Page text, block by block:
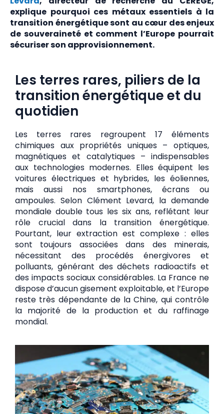
explique pourquoi ces métaux essentiels à la
transition énergétique sont au cœur des enjeux
de souveraineté et comment l’Europe pourrait
sécuriser son approvisionnement.
Les terres rares, piliers de la
transition énergétique et du
quotidien
Les terres rares regroupent 17 éléments
chimiques aux propriétés uniques – optiques,
magnétiques et catalytiques – indispensables
aux technologies modernes. Elles équipent les
voitures électriques et hybrides, les éoliennes,
mais aussi nos smartphones, écrans ou
ampoules. Selon Clément Levard, la demande
mondiale double tous les six ans, reflétant leur
rôle crucial dans la transition énergétique.
Pourtant, leur extraction est complexe : elles
sont toujours associées dans des minerais,
nécessitant des procédés énergivores et
polluants, générant des déchets radioactifs et
des impacts sociaux considérables. La France ne
dispose d’aucun gisement exploitable, et l’Europe
reste très dépendante de la Chine, qui contrôle
la majorité de la production et du raffinage
mondial.